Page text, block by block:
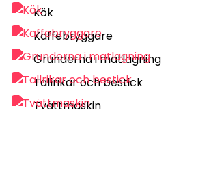
Kök
Kaffebryggare
Grunderna i matlagning
Tallrikar och bestick
Tvättmaskin